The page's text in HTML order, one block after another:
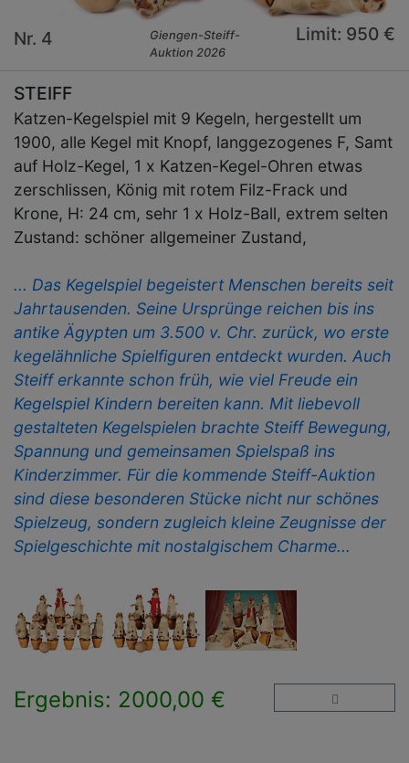
Nr. 4
Giengen-Steiff-
Auktion 2026
Limit: 950 €
STEIFF
Katzen-Kegelspiel mit 9 Kegeln, hergestellt um
1900, alle Kegel mit Knopf, langgezogenes F, Samt
auf Holz-Kegel, 1 x Katzen-Kegel-Ohren etwas
zerschlissen, König mit rotem Filz-Frack und
Krone, H: 24 cm, sehr 1 x Holz-Ball, extrem selten
Zustand: schöner allgemeiner Zustand,
... Das Kegelspiel begeistert Menschen bereits seit
Jahrtausenden. Seine Ursprünge reichen bis ins
antike Ägypten um 3.500 v. Chr. zurück, wo erste
kegelähnliche Spielfiguren entdeckt wurden. Auch
Steiff erkannte schon früh, wie viel Freude ein
Kegelspiel Kindern bereiten kann. Mit liebevoll
gestalteten Kegelspielen brachte Steiff Bewegung,
Spannung und gemeinsamen Spielspaß ins
Kinderzimmer. Für die kommende Steiff-Auktion
sind diese besonderen Stücke nicht nur schönes
Spielzeug, sondern zugleich kleine Zeugnisse der
Spielgeschichte mit nostalgischem Charme...
Ergebnis: 2000,00 €